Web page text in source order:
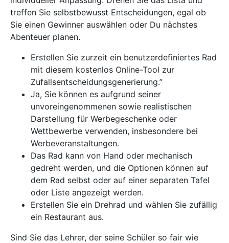
treffen Sie selbstbewusst Entscheidungen, egal ob
Sie einen Gewinner auswählen oder Du nächstes
Abenteuer planen.
Erstellen Sie zurzeit ein benutzerdefiniertes Rad
mit diesem kostenlos Online-Tool zur
Zufallsentscheidungsgenerierung.”
Ja, Sie können es aufgrund seiner
unvoreingenommenen sowie realistischen
Darstellung für Werbegeschenke oder
Wettbewerbe verwenden, insbesondere bei
Werbeveranstaltungen.
Das Rad kann von Hand oder mechanisch
gedreht werden, und die Optionen können auf
dem Rad selbst oder auf einer separaten Tafel
oder Liste angezeigt werden.
Erstellen Sie ein Drehrad und wählen Sie zufällig
ein Restaurant aus.
Sind Sie das Lehrer, der seine Schüler so fair wie